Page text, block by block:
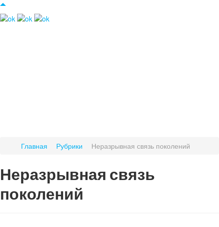
Главная Рубрики Неразрывная связь поколений
Неразрывная связь
поколений